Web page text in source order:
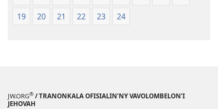
19
20 21 22 23 24
JW.ORG® / TRANONKALA OFISIALIN’NY VAVOLOMBELON’I
JEHOVAH